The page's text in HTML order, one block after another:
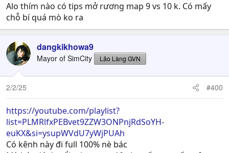
Alo thím nào có tips mở rương map 9 vs 10 k. Có mấy
chỗ bí quá mò ko ra
dangkikhowa9
Mayor of SimCity Lão Làng GVN
2/2/25 #400
https://youtube.com/playlist?
list=PLMRlfxPEBvet9ZZW3ONPnjRdSoYH-
euKX&si=ysupWVdU7yWjPUAh
Có kênh này đi full 100% nè bác